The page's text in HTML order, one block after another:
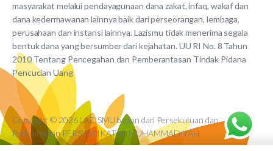
masyarakat melalui pendayagunaan dana zakat, infaq, wakaf dan
dana kedermawanan lainnya baik dari perseorangan, lembaga,
perusahaan dan instansi lainnya. Lazismu tidak menerima segala
bentuk dana yang bersumber dari kejahatan. UU RI No. 8 Tahun
2010 Tentang Pencegahan dan Pemberantasan Tindak Pidana
Pencucian Uang
Copyright © 2026 LAZISMU bagian dari Persekutuan dan
Perkumpulan PERSYARIKATAN MUHAMMADIYAH